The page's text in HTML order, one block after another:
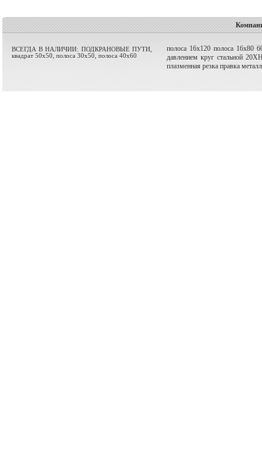
полоса 16х120 полоса 16х80
давлением круг стальной
плазменная резка правка
ВСЕГДА В НАЛИЧИИ: ПОДКРАНОВЫЕ ПУТИ,
квадрат 50х50, полоса 30х50, полоса 40х60